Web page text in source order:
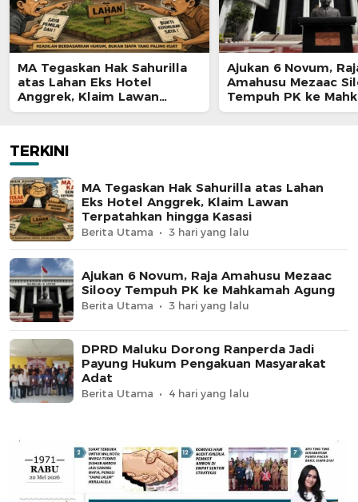
MA Tegaskan Hak Sahurilla
atas Lahan Eks Hotel
Anggrek, Klaim Lawan
Terpatahkan hingga Kasasi
Ajukan 6 Novum,
Amahusu Mezaac
Tempuh PK ke
Agung
TERKINI
MA Tegaskan Hak Sahurilla atas Lahan
Eks Hotel Anggrek, Klaim Lawan
Terpatahkan hingga Kasasi
Berita Utama 3 hari yang lalu
Ajukan 6 Novum, Raja Amahusu Mezaac
Silooy Tempuh PK ke Mahkamah Agung
Berita Utama 3 hari yang lalu
DPRD Maluku Dorong Ranperda Jadi
Payung Hukum Pengakuan Masyarakat
Adat
Berita Utama 4 hari yang lalu